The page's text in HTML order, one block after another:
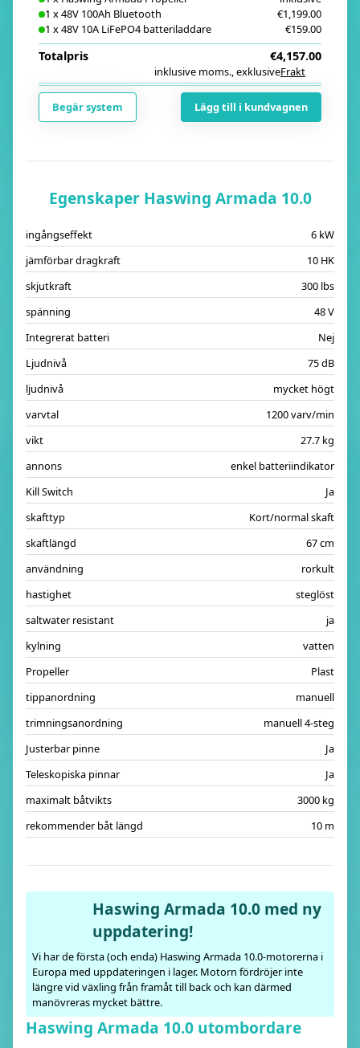
1 x48V 100Ah Bluetooth
€1,199.00
1 x48V 10A LiFePO4 batteriladdare €159.00
Totalpris
inklusive moms.,exklusiveFrakt
€4,157.00
Begär system Lägg till i kundvagnen
Egenskaper Haswing Armada 10.0
ingångseffekt
6 kW
jämförbar dragkraft
10 HK
skjutkraft
300 lbs
spänning
48 V
Integrerat batteri
Nej
Ljudnivå
75 dB
ljudnivå
mycket högt
varvtal
1200 varv/min
vikt
27.7 kg
annons
enkel batteriindikator
Kill Switch
Ja
skafttyp
Kort/normal skaft
skaftlängd
67 cm
användning
rorkult
hastighet
steglöst
saltwater resistant
ja
kylning
vatten
Propeller
Plast
tippanordning
manuell
trimningsanordning
manuell 4-steg
Justerbar pinne
Ja
Teleskopiska pinnar
Ja
maximalt båtvikts
3000 kg
rekommender båt längd
10 m
Haswing Armada 10.0 med ny
uppdatering!
Vi har de första (och enda) Haswing Armada 10.0-motorerna i
Europa med uppdateringen i lager. Motorn fördröjer inte
längre vid växling från framåt till back och kan därmed
manövreras mycket bättre.
Haswing Armada 10.0 utombordare